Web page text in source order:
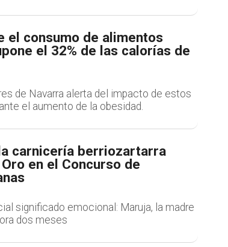
el consumo de alimentos
el 32% de las calorías de
de Navarra alerta del impacto de estos
el aumento de la obesidad.
carnicería berriozartarra
en el Concurso de
significado emocional: Maruja, la madre
dos meses